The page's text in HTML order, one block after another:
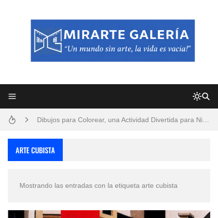
San Valentín Dibujos a Lápiz del 14 de Febrero
Rostros Bellos, La Perfección del Dibujo A Lápiz, Biryulina Vita
ARTE CUBISTA
Mostrando las entradas con la etiqueta arte cubista